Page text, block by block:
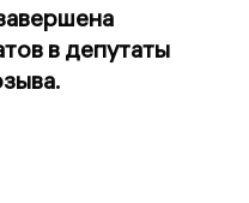
в депутаты